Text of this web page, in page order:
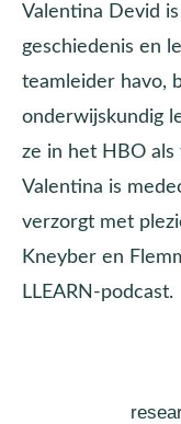
Valentina Devid
geschiedenis en
teamleider havo,
onderwijskundig
ze in het HBO
Valentina is
verzorgt met
Kneyber en
LLEARN-podcast.